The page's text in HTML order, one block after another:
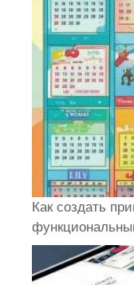
Как создать